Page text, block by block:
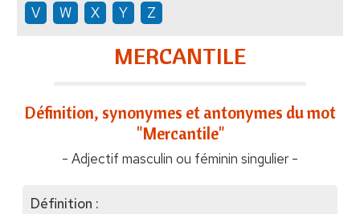
V
W X Y Z
MERCANTILE
Définition, synonymes et antonymes du mot
"Mercantile"
- Adjectif masculin ou féminin singulier -
Définition :